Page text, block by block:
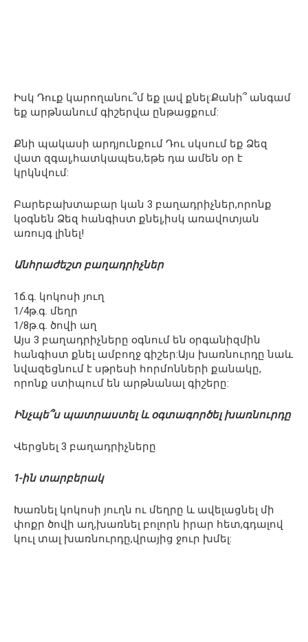
Իսկ Դուք կարողանու՞մ եք լավ քնել:Քանի՞ անգամ
եք արթնանում գիշերվա ընթացքում:
Քնի պակասի արդյունքում Դու սկսում եք Ձեզ
վատ զգալ,հատկապես,եթե դա ամեն օր է
կրկնվում:
Բարեբախտաբար կան 3 բաղադրիչներ,որոնք
կօգնեն Ձեզ հանգիստ քնել,իսկ առավոտյան
առույգ լինել!
Անհրաժեշտ բաղադրիչներ
1ճ.գ. կոկոսի յուղ
1/4թ.գ. մեղր
1/8թ.գ. ծովի աղ
Այս 3 բաղադրիչները օգնում են օրգանիզմին
հանգիստ քնել ամբողջ գիշեր:Այս խառնուրդը նաև
նվազեցնում է սթրեսի հորմոնների քանակը,
որոնք ստիպում են արթնանալ գիշերը:
Ինչպե՞ս պատրաստել և օգտագործել խառնուրդը
Վերցնել 3 բաղադրիչները
1-ին տարբերակ
Խառնել կոկոսի յուղն ու մեղրը և ավելացնել մի
փոքր ծովի աղ,խառնել բոլորն իրար հետ,գդալով
կուլ տալ խառնուրդը,վրայից ջուր խմել: